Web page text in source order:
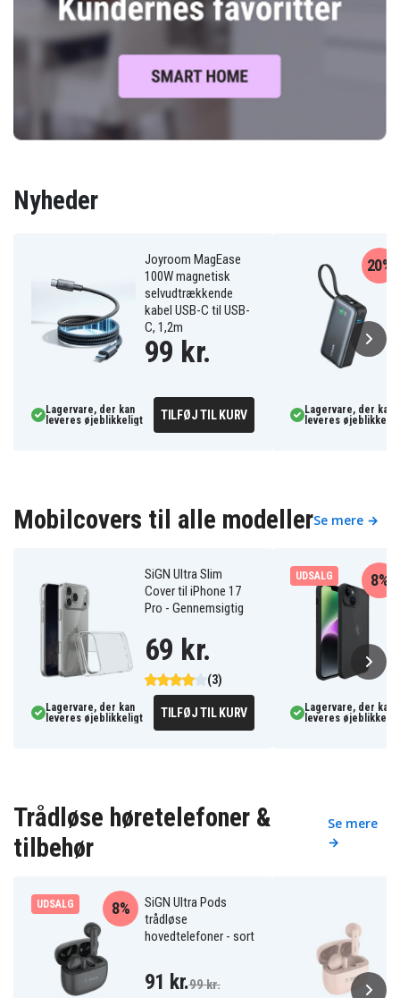
Nyheder
Joyroom MagEase
100W magnetisk
selvudtrækkende
kabel USB-C til USB-
C, 1,2m
99 kr.
Lagervare, der kan
leveres øjeblikkeligt
TILFØJ TIL KURV
20%
Lagervare, der kan
leveres
Mobilcovers til alle modellerSe mere →
SiGN Ultra Slim
Cover til iPhone 17
Pro - Gennemsigtig
(3)
69 kr.
Lagervare, der kan
leveres øjeblikkeligt
TILFØJ TIL KURV
UDSALG 8%
Lagervare, der kan
leveres
Trådløse høretelefoner &
tilbehør
Se mere
→
UDSALG
SiGN Ultra Pods
trådløse
hovedtelefoner - sort
8%
91 kr.99 kr.